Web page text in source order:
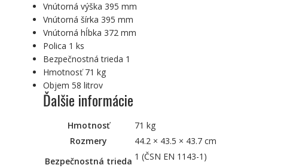
Vnútorná výška 395 mm
Vnútorná šírka 395 mm
Vnútorná hĺbka 372 mm
Polica 1 ks
Bezpečnostná trieda 1
Hmotnosť 71 kg
Objem 58 litrov
Ďalšie informácie
Hmotnosť
71 kg
Rozmery
44.2 × 43.5 × 43.7 cm
Bezpečnostná trieda 1 (ČSN EN 1143-1)